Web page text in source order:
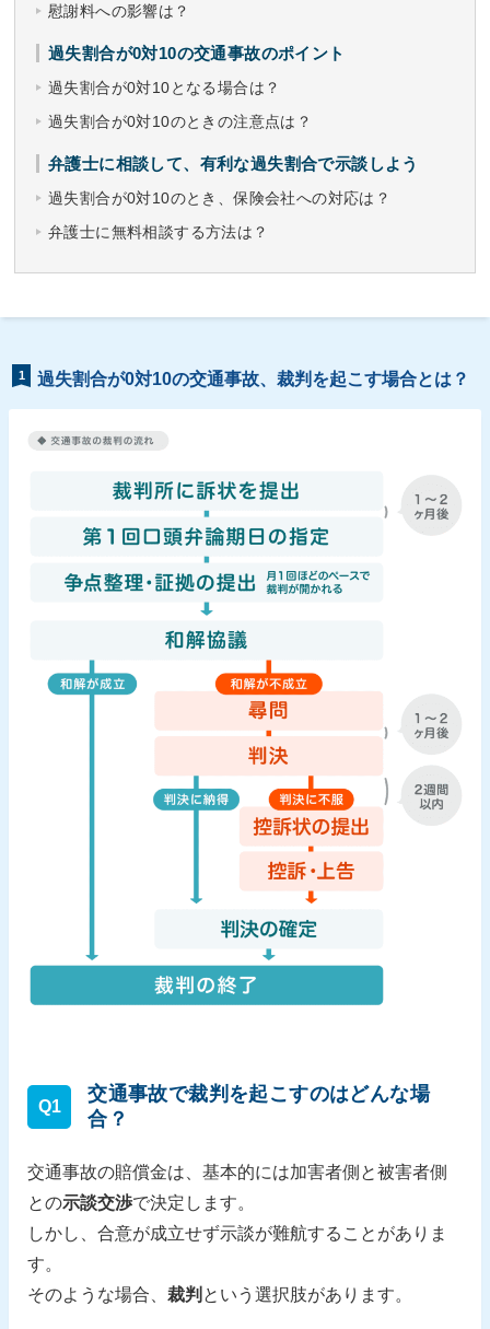
慰謝料への影響は？
過失割合が0対10の交通事故のポイント
過失割合が0対10となる場合は？
過失割合が0対10のときの注意点は？
弁護士に相談して、有利な過失割合で示談しよう
過失割合が0対10のとき、保険会社への対応は？
弁護士に無料相談する方法は？
1 過失割合が0対10の交通事故、裁判を起こす場合とは？
Q1
交通事故で裁判を起こすのはどんな場
合？
交通事故の賠償金は、基本的には加害者側と被害者側
との示談交渉で決定します。
しかし、合意が成立せず示談が難航することがありま
す。
そのような場合、裁判 という選択肢があります。